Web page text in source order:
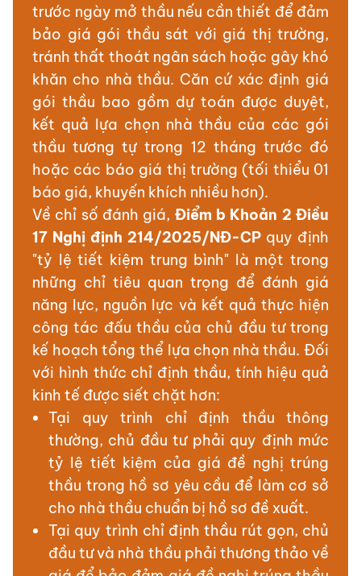
trước ngày mở thầu nếu cần thiết để đảm
bảo giá gói thầu sát với giá thị trường,
tránh thất thoát ngân sách hoặc gây khó
khăn cho nhà thầu. Căn cứ xác định giá
gói thầu bao gồm dự toán được duyệt,
kết quả lựa chọn nhà thầu của các gói
thầu tương tự trong 12 tháng trước đó
hoặc các báo giá thị trường (tối thiểu 01
báo giá, khuyến khích nhiều hơn).
Về chỉ số đánh giá, Điểm b Khoản 2 Điều
17 Nghị định 214/2025/NĐ-CP quy định
"tỷ lệ tiết kiệm trung bình" là một trong
những chỉ tiêu quan trọng để đánh giá
năng lực, nguồn lực và kết quả thực hiện
công tác đấu thầu của chủ đầu tư trong
kế hoạch tổng thể lựa chọn nhà thầu. Đối
với hình thức chỉ định thầu, tính hiệu quả
kinh tế được siết chặt hơn:
Tại quy trình chỉ định thầu thông
thường, chủ đầu tư phải quy định mức
tỷ lệ tiết kiệm của giá đề nghị trúng
thầu trong hồ sơ yêu cầu để làm cơ sở
cho nhà thầu chuẩn bị hồ sơ đề xuất.
Tại quy trình chỉ định thầu rút gọn, chủ
đầu tư và nhà thầu phải thương thảo về